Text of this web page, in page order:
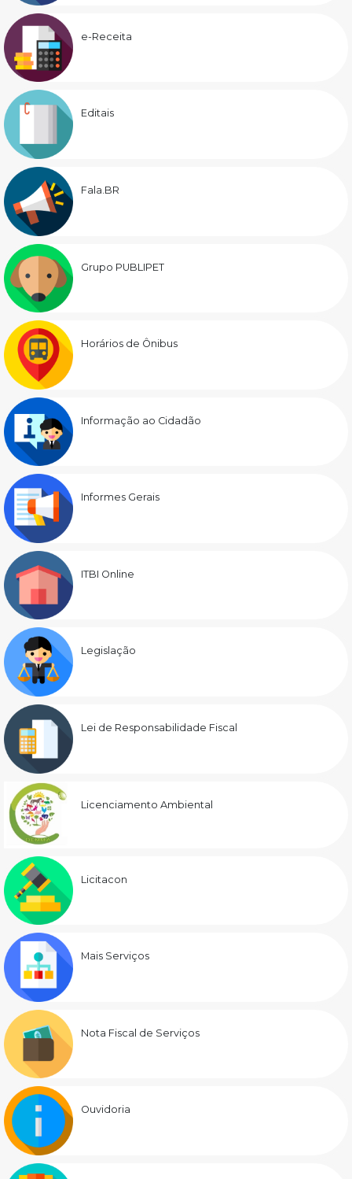
e-Receita
Editais
Fala.BR
Grupo PUBLIPET
Horários de Ônibus
Informação ao Cidadão
Informes Gerais
ITBI Online
Legislação
Lei de Responsabilidade Fiscal
Licenciamento Ambiental
Licitacon
Mais Serviços
Nota Fiscal de Serviços
Ouvidoria